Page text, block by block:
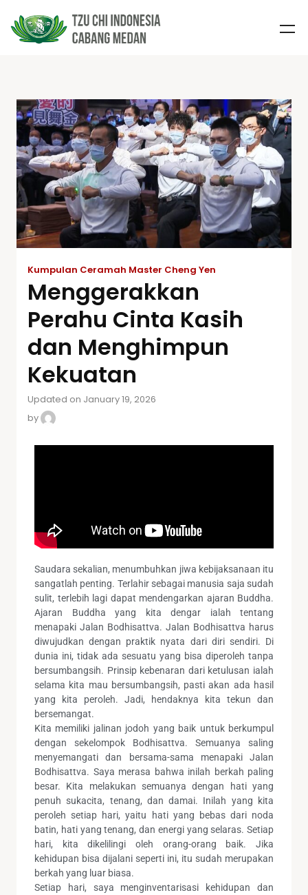
Kumpulan Ceramah Master Cheng Yen
Menggerakkan
Perahu Cinta Kasih
dan Menghimpun
Kekuatan
Updated on January 19, 2026
by
Saudara sekalian, menumbuhkan jiwa kebijaksanaan itu
sangatlah penting. Terlahir sebagai manusia saja sudah
sulit, terlebih lagi dapat mendengarkan ajaran Buddha.
Ajaran Buddha yang kita dengar ialah tentang
menapaki Jalan Bodhisattva. Jalan Bodhisattva harus
diwujudkan dengan praktik nyata dari diri sendiri. Di
dunia ini, tidak ada sesuatu yang bisa diperoleh tanpa
bersumbangsih. Prinsip kebenaran dari ketulusan ialah
selama kita mau bersumbangsih, pasti akan ada hasil
yang kita peroleh. Jadi, hendaknya kita tekun dan
bersemangat.
Kita memiliki jalinan jodoh yang baik untuk berkumpul
dengan sekelompok Bodhisattva. Semuanya saling
menyemangati dan bersama-sama menapaki Jalan
Bodhisattva. Saya merasa bahwa inilah berkah paling
besar. Kita melakukan semuanya dengan hati yang
penuh sukacita, tenang, dan damai. Inilah yang kita
peroleh setiap hari, yaitu hati yang bebas dari noda
batin, hati yang tenang, dan energi yang selaras. Setiap
hari, kita dikelilingi oleh orang-orang baik. Jika
kehidupan bisa dijalani seperti ini, itu sudah merupakan
berkah yang luar biasa.
Setiap hari, saya menginventarisasi kehidupan dan